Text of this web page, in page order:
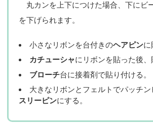
丸カンを上下につけた場合、下にビ
を下げられます。
小さなリボンを台付きのヘアピンに
カチューシャにリボンを貼った後、
ブローチ台に接着剤で貼り付ける。
大きなリボンとフェルトでパッチン
スリーピンにする。